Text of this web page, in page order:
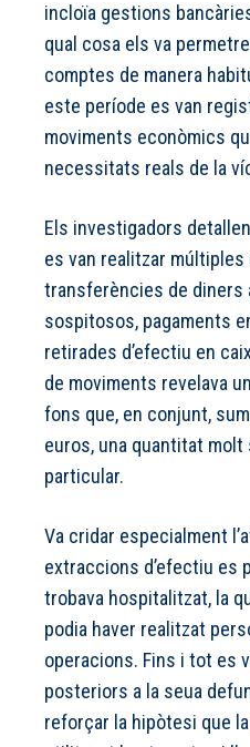
incloïa gestions
qual cosa els va
comptes de manera
este període es van
moviments econòmics
necessitats reals de la
Els investigadors
es van realitzar múltiples
transferències de diners
sospitosos, pagaments
retirades d’efectiu en
de moviments revelava
fons que, en conjunt,
euros, una quantitat
particular.
Va cridar especialment
extraccions d’efectiu es
trobava hospitalitzat, la
podia haver realitzat
operacions. Fins i tot es
posteriors a la seua
reforçar la hipòtesi que